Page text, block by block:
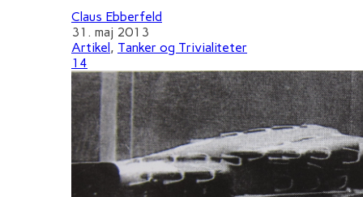
Claus Ebberfeld
31. maj 2013
Artikel , Tanker og Trivialiteter
14